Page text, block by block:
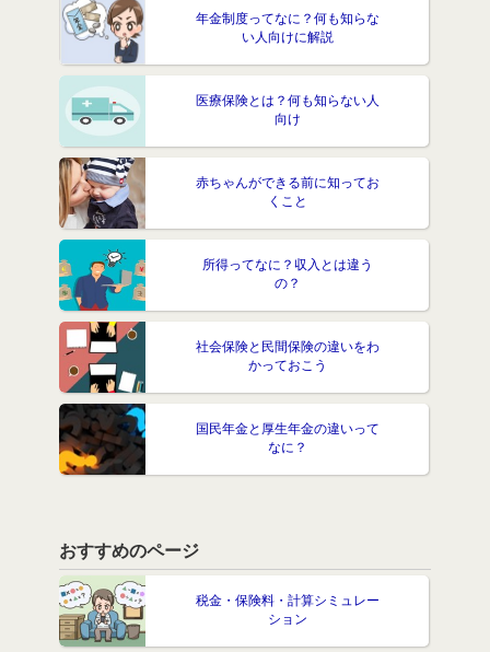
年金制度ってなに？何も知らな
い人向けに解説
医療保険とは？何も知らない人
向け
赤ちゃんができる前に知ってお
くこと
所得ってなに？収入とは違う
の？
社会保険と民間保険の違いをわ
かっておこう
国民年金と厚生年金の違いって
なに？
おすすめのページ
税金・保険料・計算シミュレー
ション